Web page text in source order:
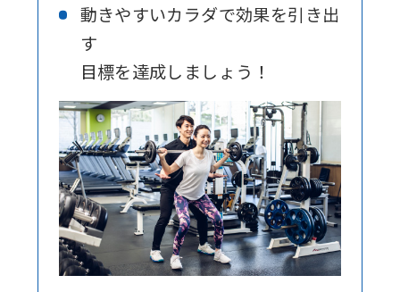
動きやすいカラダで効果を引き出
す
目標を達成しましょう！
For
foreigners
Central
Sports
official
website
is